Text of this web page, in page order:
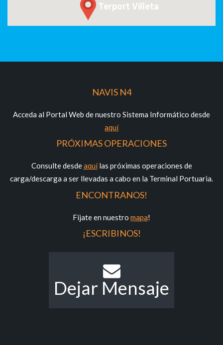
Terport Villeta
NAVIS N4
Acceda al Portal Web de nuestro Sistema Informático desde
aquí
PRÓXIMAS OPERACIONES
Consulte desdeaquílas próximas operaciones de
carga/descarga a ser llevadas a cabo en la Terminal Portuaria.
ENCONTRANOS!
Fijate en nuestro mapa!
¡ESCRIBINOS!
Dejar Mensaje